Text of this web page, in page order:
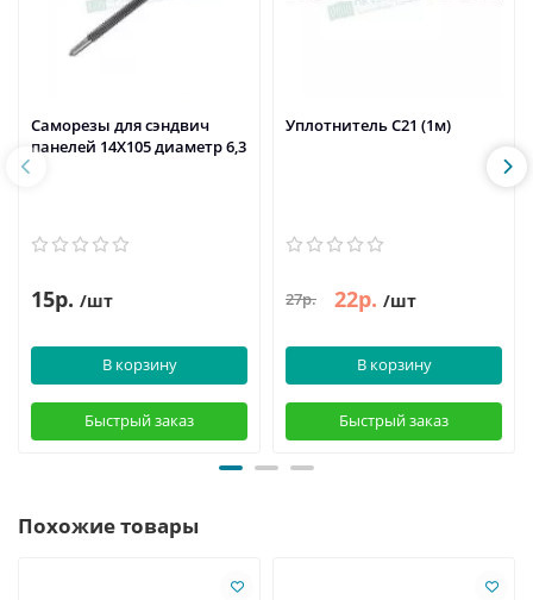
Саморезы для сэндвич
панелей 14X105 диаметр 6,3
15р. /шт
В корзину
Быстрый заказ
Уплотнитель C21 (1м)
27р. 22р. /шт
В корзину
Быстрый заказ
Похожие товары